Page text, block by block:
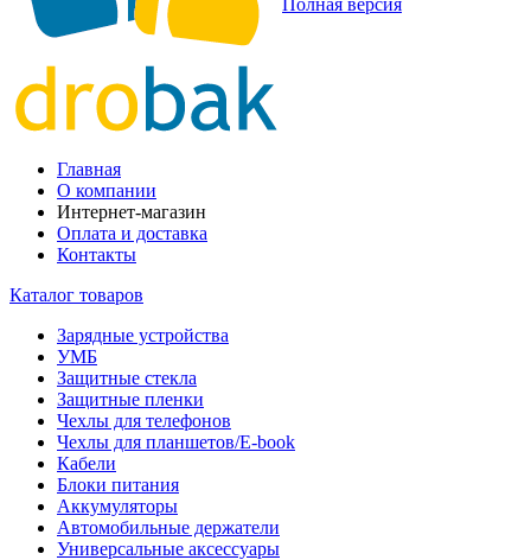
Главная
О компании
Интернет-магазин
Оплата и доставка
Контакты
Каталог товаров
Зарядные устройства
УМБ
Защитные стекла
Защитные пленки
Чехлы для телефонов
Чехлы для планшетов/E-book
Кабели
Блоки питания
Аккумуляторы
Автомобильные держатели
Универсальные аксессуары